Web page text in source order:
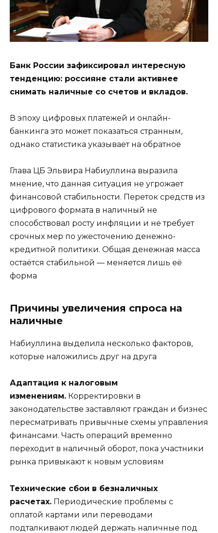
Банк России зафиксировал интересную
тенденцию: россияне стали активнее
снимать наличные со счетов и вкладов.
В эпоху цифровых платежей и онлайн-
банкинга это может показаться странным,
однако статистика указывает на обратное
Глава ЦБ Эльвира Набиуллина выразила
мнение, что данная ситуация не угрожает
финансовой стабильности. Переток средств из
цифрового формата в наличный не
способствовал росту инфляции и не требует
срочных мер по ужесточению денежно-
кредитной политики. Общая денежная масса
остаётся стабильной — меняется лишь её
форма
Причины увеличения спроса на
наличные
Набиуллина выделила несколько факторов,
которые наложились друг на друга
Адаптация к налоговым
изменениям. Корректировки в
законодательстве заставляют граждан и бизнес
пересматривать привычные схемы управления
финансами. Часть операций временно
переходит в наличный оборот, пока участники
рынка привыкают к новым условиям
Технические сбои в безналичных
расчетах. Периодические проблемы с
оплатой картами или переводами
подталкивают людей держать наличные под